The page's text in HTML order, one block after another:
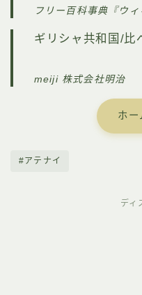
フリー百科事典『ウ
ギリシャ共和国/比
meiji 株式会社明治
ホー
#アテナイ
ディ